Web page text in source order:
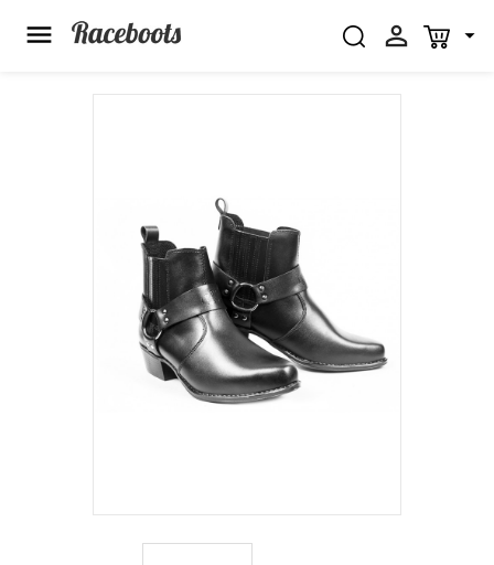
 
